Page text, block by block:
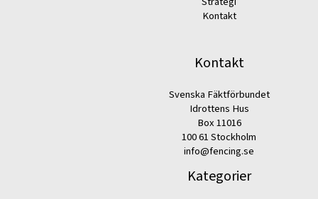
Kontakt
Kontakt
Svenska Fäktförbundet
Idrottens Hus
Box 11016
100 61 Stockholm
info@fencing.se
Kategorier